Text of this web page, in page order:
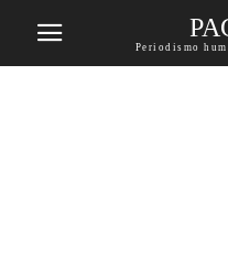
Periodismo